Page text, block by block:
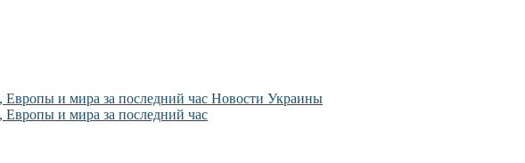
Новости Украины